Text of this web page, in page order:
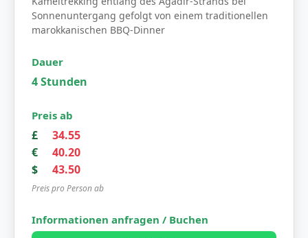
Sonnenuntergang gefolgt von einem traditionellen
marokkanischen BBQ-Dinner
4 Stunden
£
34.55
€
40.20
$
43.50
Preis pro Person ab